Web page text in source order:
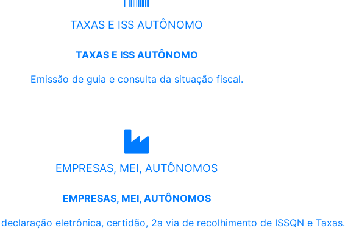
TAXAS E ISS AUTÔNOMO
TAXAS E ISS AUTÔNOMO
Emissão de guia e consulta da situação fiscal.
EMPRESAS, MEI, AUTÔNOMOS
EMPRESAS, MEI, AUTÔNOMOS
eletrônica, certidão, 2a via de recolhimento de ISSQN e Taxas.